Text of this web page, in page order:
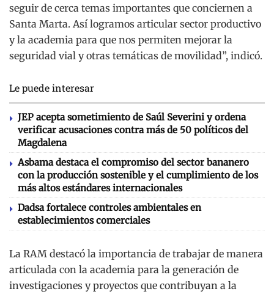
seguir de cerca temas importantes que conciernen a
Santa Marta. Así logramos articular sector productivo
y la academia para que nos permiten mejorar la
seguridad vial y otras temáticas de movilidad”, indicó.
Le puede interesar
JEP acepta sometimiento de Saúl Severini y ordena
verificar acusaciones contra más de 50 políticos del
Magdalena
Asbama destaca el compromiso del sector bananero
con la producción sostenible y el cumplimiento de los
más altos estándares internacionales
Dadsa fortalece controles ambientales en
establecimientos comerciales
La RAM destacó la importancia de trabajar de manera
articulada con la academia para la generación de
investigaciones y proyectos que contribuyan a la